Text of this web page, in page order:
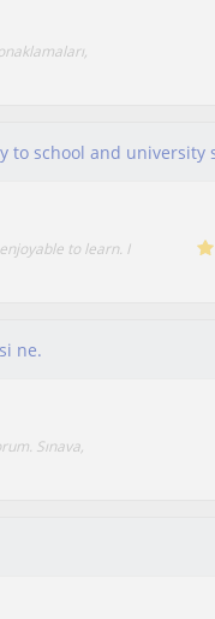
to learn. I
ne.
Sınava,